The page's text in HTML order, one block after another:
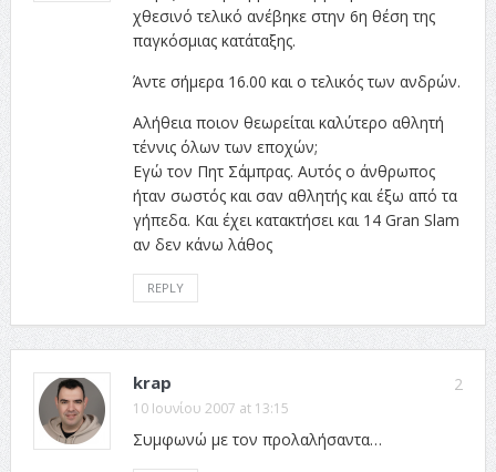
χθεσινό τελικό ανέβηκε στην 6η θέση της
παγκόσμιας κατάταξης.
Άντε σήμερα 16.00 και ο τελικός των ανδρών.
Αλήθεια ποιον θεωρείται καλύτερο αθλητή
τέννις όλων των εποχών;
Εγώ τον Πητ Σάμπρας. Αυτός ο άνθρωπος
ήταν σωστός και σαν αθλητής και έξω από τα
γήπεδα. Και έχει κατακτήσει και 14 Gran Slam
αν δεν κάνω λάθος
REPLY
2
krap
10 Ιουνίου 2007 at 13:15
Συμφωνώ με τον προλαλήσαντα…